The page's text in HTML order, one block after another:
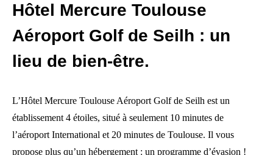
Hôtel Mercure Toulouse
Aéroport Golf de Seilh : un
lieu de bien-être.
L’Hôtel Mercure Toulouse Aéroport Golf de Seilh est un
établissement 4 étoiles, situé à seulement 10 minutes de
l’aéroport International et 20 minutes de Toulouse. Il vous
propose plus qu’un hébergement : un programme d’évasion !